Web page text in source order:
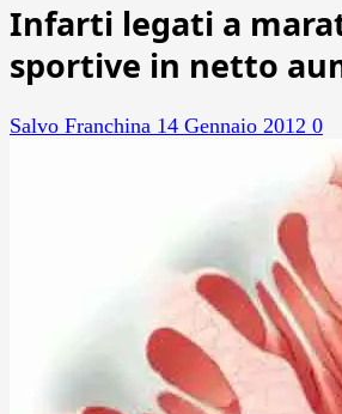
Infarti legati a
sportive in netto
Salvo Franchina 14 Gennaio 2012 0